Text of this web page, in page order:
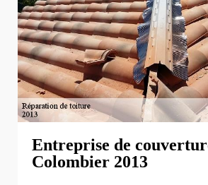
Entreprise de
Colombier 2013